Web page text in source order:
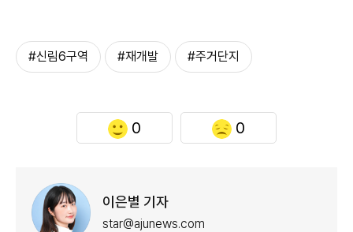
#신림6구역 #재개발 #주거단지
0 0
이은별 기자
star@ajunews.com